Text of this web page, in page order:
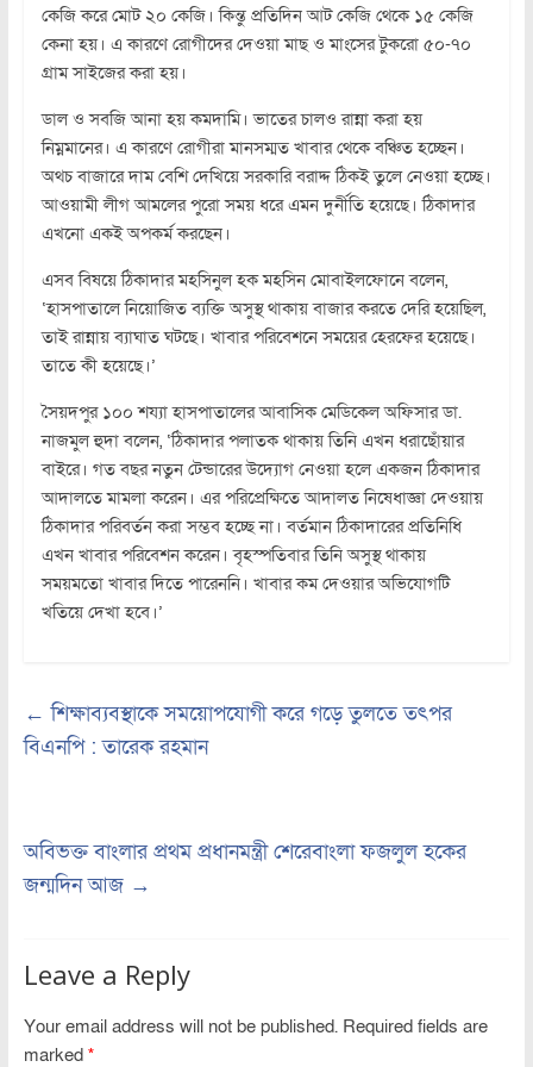
কেজি করে মোট ২০ কেজি। কিন্তু প্রতিদিন আট কেজি থেকে ১৫ কেজি
কেনা হয়। এ কারণে রোগীদের দেওয়া মাছ ও মাংসের টুকরো ৫০-৭০
গ্রাম সাইজের করা হয়।
ডাল ও সবজি আনা হয় কমদামি। ভাতের চালও রান্না করা হয়
নিম্নমানের। এ কারণে রোগীরা মানসম্মত খাবার থেকে বঞ্চিত হচ্ছেন।
অথচ বাজারে দাম বেশি দেখিয়ে সরকারি বরাদ্দ ঠিকই তুলে নেওয়া হচ্ছে।
আওয়ামী লীগ আমলের পুরো সময় ধরে এমন দুর্নীতি হয়েছে। ঠিকাদার
এখনো একই অপকর্ম করছেন।
এসব বিষয়ে ঠিকাদার মহসিনুল হক মহসিন মোবাইলফোনে বলেন,
‘হাসপাতালে নিয়োজিত ব্যক্তি অসুস্থ থাকায় বাজার করতে দেরি হয়েছিল,
তাই রান্নায় ব্যাঘাত ঘটছে। খাবার পরিবেশনে সময়ের হেরফের হয়েছে।
তাতে কী হয়েছে।’
সৈয়দপুর ১০০ শয্যা হাসপাতালের আবাসিক মেডিকেল অফিসার ডা.
নাজমুল হুদা বলেন, ‘ঠিকাদার পলাতক থাকায় তিনি এখন ধরাছোঁয়ার
বাইরে। গত বছর নতুন টেন্ডারের উদ্যোগ নেওয়া হলে একজন ঠিকাদার
আদালতে মামলা করেন। এর পরিপ্রেক্ষিতে আদালত নিষেধাজ্ঞা দেওয়ায়
ঠিকাদার পরিবর্তন করা সম্ভব হচ্ছে না। বর্তমান ঠিকাদারের প্রতিনিধি
এখন খাবার পরিবেশন করেন। বৃহস্পতিবার তিনি অসুস্থ থাকায়
সময়মতো খাবার দিতে পারেননি। খাবার কম দেওয়ার অভিযোগটি
খতিয়ে দেখা হবে।’
← শিক্ষাব্যবস্থাকে সময়োপযোগী করে গড়ে তুলতে তৎপর
বিএনপি : তারেক রহমান
অবিভক্ত বাংলার প্রথম প্রধানমন্ত্রী শেরেবাংলা ফজলুল হকের
জন্মদিন আজ →
Leave a Reply
Your email address will not be published. Required fields are
marked *